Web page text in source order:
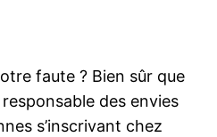
faute ? Bien sûr que
responsable des envies
s’inscrivant chez